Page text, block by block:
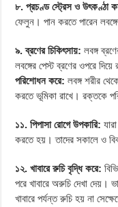
৮. প্রচণ্ড স্ট্রেস ও উৎকণ্ঠা
ফেলুন। পান করতে পারেন
৯. ব্রণের চিকিৎসায়: লবঙ্গ
লবঙ্গের পেস্ট ব্রণের ওপরে
পরিশোধন করে: লবঙ্গ শরীর
করতে ভূমিকা রাখে। রক্তকে
১১. পিপাসা রোগে উপকারি:
করতে হয়। তাদের সকালে ও
১২. খাবারে রুচি বৃদ্ধি করে:
পরে খাবারে অরুচি দেখা দেয়।
খাবারে পর্যন্ত রুচি হয় না